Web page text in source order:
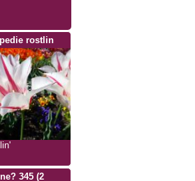
rostlin
345 (2